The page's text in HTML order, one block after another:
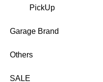
PickUp
Garage Brand
Others
SALE